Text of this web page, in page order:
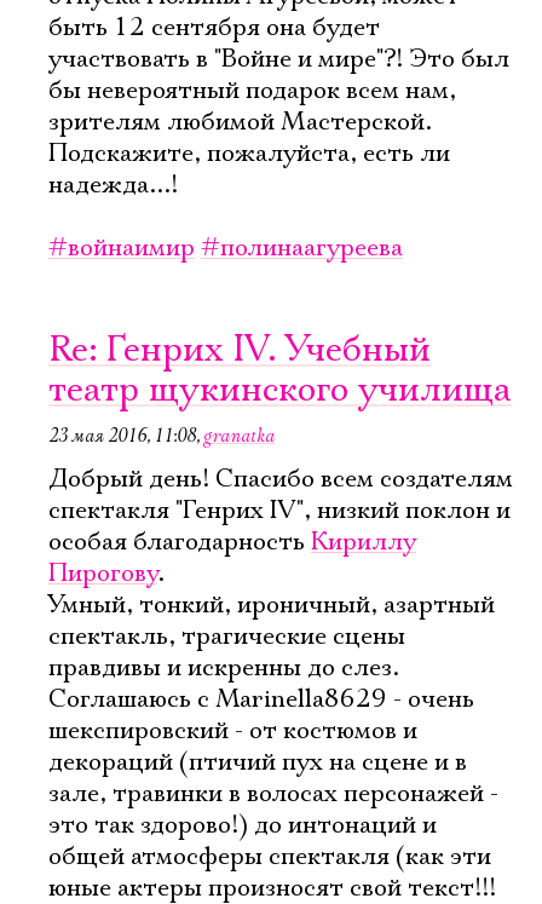
быть 12 сентября она будет
участвовать в "Войне и мире"?! Это был
бы невероятный подарок всем нам,
зрителям любимой Мастерской.
Подскажите, пожалуйста, есть ли
надежда...!
#войнаимир #полинаагуреева
Re: Генрих IV. Учебный
театр щукинского училища
23 мая 2016, 11:08,granatka
Добрый день! Спасибо всем создателям
спектакля "Генрих IV", низкий поклон и
особая благодарность Кириллу
Пирогову.
Умный, тонкий, ироничный, азартный
спектакль, трагические сцены
правдивы и искренны до слез.
Соглашаюсь с Marinella8629 - очень
шекспировский - от костюмов и
декораций (птичий пух на сцене и в
зале, травинки в волосах персонажей -
это так здорово!) до интонаций и
общей атмосферы спектакля (как эти
юные актеры произносят свой текст!!!